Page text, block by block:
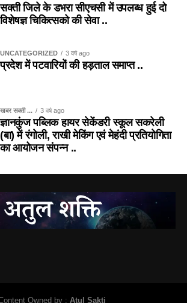
सक्ती जिले के डभरा सीएचसी में उपलब्ध हुई दो
विशेषज्ञ चिकित्सको की सेवा ..
UNCATEGORIZED 3 वर्ष ago
प्रदेश में पटवारियों की हड़ताल समाप्त ..
खबर सक्ती ... 3 वर्ष ago
ज्ञानकुंज पब्लिक हायर सेकेंडरी स्कूल सकरेली
(बा) में रंगोली, राखी मेकिंग एवं मेहंदी प्रतियोगिता
का आयोजन संपन्न ..
Owned by :Atul Sakti